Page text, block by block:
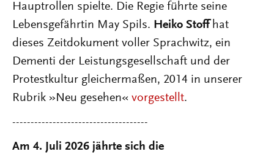
Hauptrollen spielte. Die Regie führte seine
Lebensgefährtin May Spils. Heiko Stoffhat
dieses Zeitdokument voller Sprachwitz, ein
Dementi der Leistungsgesellschaft und der
Protestkultur gleichermaßen, 2014 in unserer
Rubrik »Neu gesehen« vorgestellt.
-------------------------------------
Am 4. Juli 2026 jährte sich die